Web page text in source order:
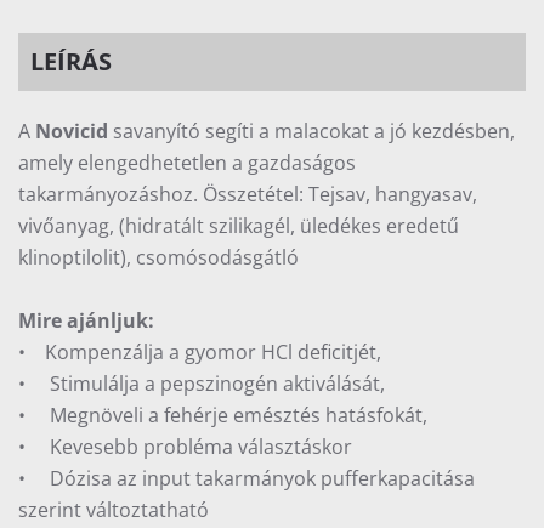
LEÍRÁS
A Novicid savanyító segíti a malacokat a jó kezdésben,
amely elengedhetetlen a gazdaságos
takarmányozáshoz. Összetétel: Tejsav, hangyasav,
vivőanyag, (hidratált szilikagél, üledékes eredetű
klinoptilolit), csomósodásgátló
Mire ajánljuk:
• Kompenzálja a gyomor HCl deficitjét,
• Stimulálja a pepszinogén aktiválását,
• Megnöveli a fehérje emésztés hatásfokát,
• Kevesebb probléma választáskor
• Dózisa az input takarmányok pufferkapacitása
szerint változtatható